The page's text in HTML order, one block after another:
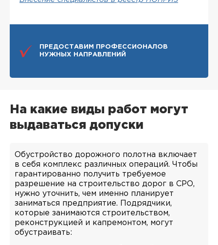
ПРЕДОСТАВИМ ПРОФЕССИОНАЛОВ
НУЖНЫХ НАПРАВЛЕНИЙ
На какие виды работ могут
выдаваться допуски
Обустройство дорожного полотна включает
в себя комплекс различных операций. Чтобы
гарантированно получить требуемое
разрешение на строительство дорог в СРО,
нужно уточнить, чем именно планирует
заниматься предприятие. Подрядчики,
которые занимаются строительством,
реконструкцией и капремонтом, могут
обустраивать: